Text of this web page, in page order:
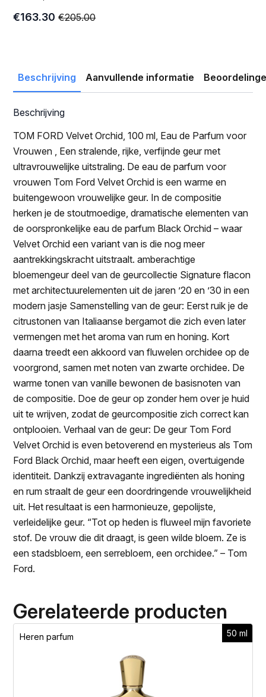
€205.00
Oorspronkelijke
€163.30
Huidige
Beschrijving Aanvullende informatie
Beschrijving
TOM FORD Velvet Orchid, 100 ml, Eau de Parfum voor
Vrouwen , Een stralende, rijke, verfijnde geur met
ultravrouwelijke uitstraling. De eau de parfum voor
vrouwen Tom Ford Velvet Orchid is een warme en
buitengewoon vrouwelijke geur. In de compositie
herken je de stoutmoedige, dramatische elementen van
de oorspronkelijke eau de parfum Black Orchid – waar
Velvet Orchid een variant van is die nog meer
aantrekkingskracht uitstraalt. amberachtige
bloemengeur deel van de geurcollectie Signature flacon
met architectuurelementen uit de jaren ’20 en ’30 in een
modern jasje Samenstelling van de geur: Eerst ruik je de
citrustonen van Italiaanse bergamot die zich even later
vermengen met het aroma van rum en honing. Kort
daarna treedt een akkoord van fluwelen orchidee op de
voorgrond, samen met noten van zwarte orchidee. De
warme tonen van vanille bewonen de basisnoten van
de compositie. Doe de geur op zonder hem over je huid
uit te wrijven, zodat de geurcompositie zich correct kan
ontplooien. Verhaal van de geur: De geur Tom Ford
Velvet Orchid is even betoverend en mysterieus als Tom
Ford Black Orchid, maar heeft een eigen, overtuigende
identiteit. Dankzij extravagante ingrediënten als honing
en rum straalt de geur een doordringende vrouwelijkheid
uit. Het resultaat is een harmonieuze, gepolijste,
verleidelijke geur. “Tot op heden is fluweel mijn favoriete
stof. De vrouw die dit draagt, is geen wilde bloem. Ze is
een stadsbloem, een serrebloem, een orchidee.” – Tom
Ford.
Gerelateerde producten
50 ml
Heren parfum